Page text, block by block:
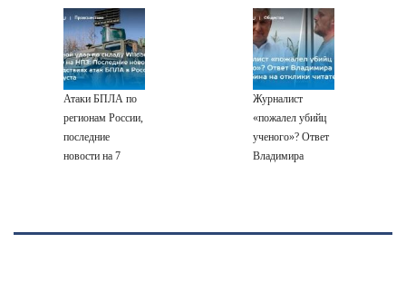
Наговицыной с
семитысячника
подтвердила
Бондарчука и
мире с Украиной
Атаки БПЛА по
регионам России,
последние
новости на 7
Wildberries,
Журналист
«пожалел убийц
ученого»? Ответ
Владимира